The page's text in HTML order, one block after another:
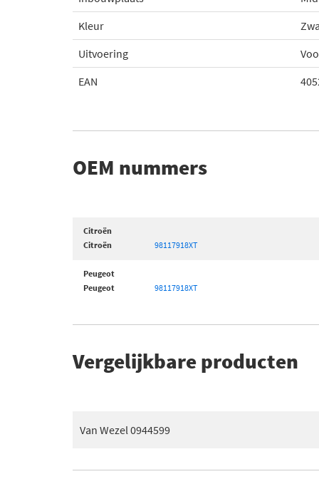
Kleur
Uitvoering
EAN
OEM nummers
Citroën
Citroën
98117918XT
Peugeot
Peugeot
98117918XT
Vergelijkbare producten
Van Wezel 0944599